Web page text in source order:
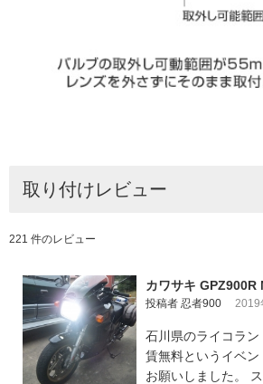
取り付けレビュー
221 件のレビュー
カワサキ GPZ900R
投稿者 忍者900 2019
石川県のライコラ
賃無料というイベ
お願いしました。